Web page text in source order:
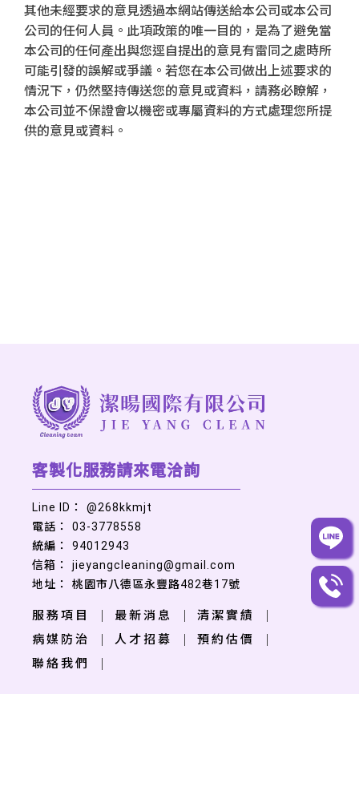
其他未經要求的意見透過本網站傳送給本公司或本公司
公司的任何人員。此項政策的唯一目的，是為了避免當
本公司的任何產出與您逕自提出的意見有雷同之處時所
可能引發的誤解或爭議。若您在本公司做出上述要求的
情況下，仍然堅持傳送您的意見或資料，請務必瞭解，
本公司並不保證會以機密或專屬資料的方式處理您所提
供的意見或資料。
@268kkmjt
03-3778558
94012943
jieyangcleaning@gmail.com
桃園市八德區永豐路482巷17號
服務項目 最新消息
清潔實績
病媒防治
人才招募
預約估價
聯絡我們